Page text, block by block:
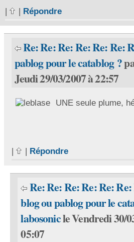
Répondre
Re: Re: Re: Re: Re: Re:
pablog pour le catablog ?
Jeudi 29/03/2007 à 22:57
UNE seule plume,
| | Répondre
Re: Re: Re: Re: Re:
blog ou pablog pour le
labosonicle Vendredi 30/
05:07